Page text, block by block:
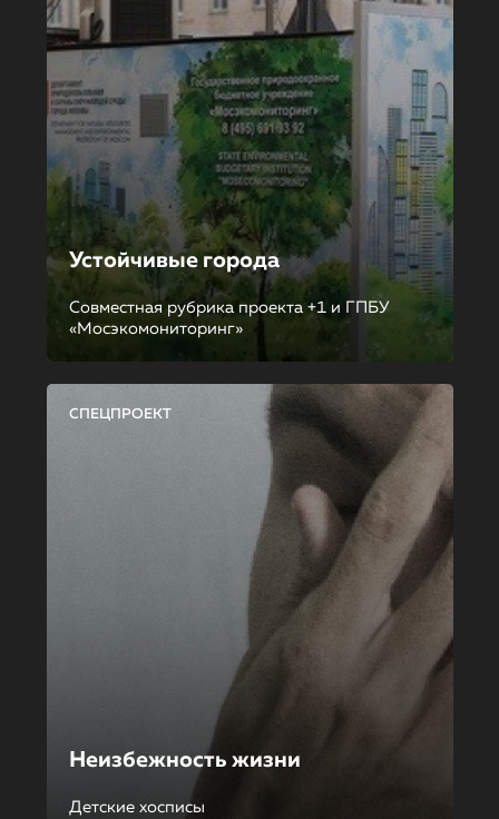
Устойчивые города
Совместная рубрика проекта +1 и ГПБУ
«Мосэкомониторинг»
СПЕЦПРОЕКТ
Неизбежность жизни
Детские хосписы